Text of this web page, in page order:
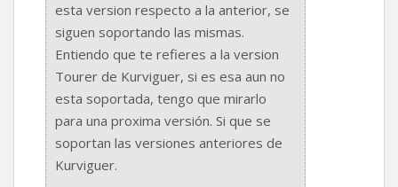
esta version respecto a la anterior, se
siguen soportando las mismas.
Entiendo que te refieres a la version
Tourer de Kurviguer, si es esa aun no
esta soportada, tengo que mirarlo
para una proxima versión. Si que se
soportan las versiones anteriores de
Kurviguer.